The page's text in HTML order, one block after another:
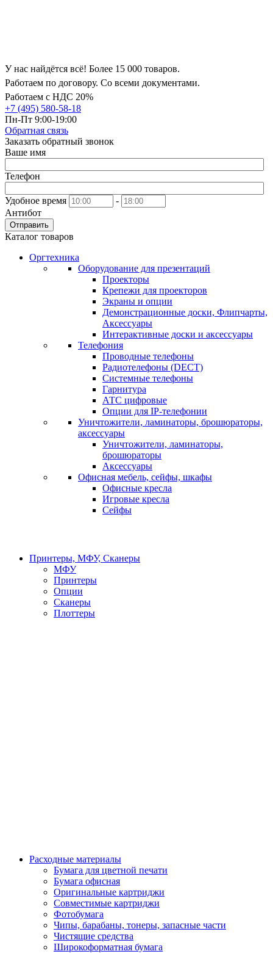
У нас найдётся всё! Более 15 000 товаров.
Работаем по договору. Со всеми документами.
Работаем с НДС 20%
+7 (495) 580-58-18
Пн-Пт 9:00-19:00
Обратная связь
Заказать обратный звонок
Ваше имя
Телефон
Удобное время
-
Антибот
Отправить
Каталог товаров
Оргтехника
Оборудование для презентаций
Проекторы
Крепежи для проекторов
Экраны и опции
Демонстрационные доски, Флипчарты,
Аксессуары
Интерактивные доски и аксессуары
Телефония
Проводные телефоны
Радиотелефоны (DECT)
Системные телефоны
Гарнитура
АТС цифровые
Опции для IP-телефонии
Уничтожители, ламинаторы, брошюраторы,
аксессуары
Уничтожители, ламинаторы,
брошюраторы
Аксессуары
Офисная мебель, сейфы, шкафы
Офисные кресла
Игровые кресла
Сейфы
Принтеры, МФУ, Сканеры
МФУ
Принтеры
Опции
Сканеры
Плоттеры
Расходные материалы
Бумага для цветной печати
Бумага офисная
Оригинальные картриджи
Совместимые картриджи
Фотобумага
Чипы, барабаны, тонеры, запасные части
Чистящие средства
Широкоформатная бумага